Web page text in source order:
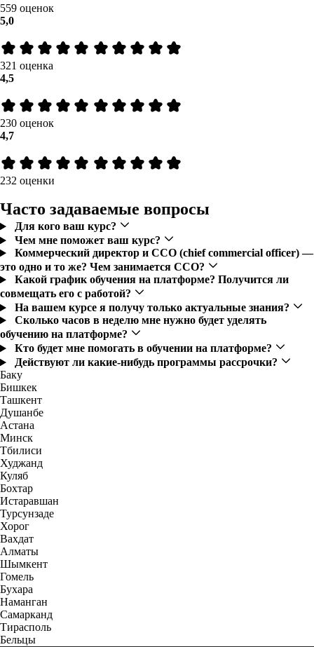
559 оценок
5,0
321 оценка
4,5
230 оценок
4,7
232 оценки
Часто задаваемые вопросы
Для кого ваш курс?
Чем мне поможет ваш курс?
Коммерческий директор и CCO (chief commercial officer) —
это одно и то же? Чем занимается CCO?
Какой график обучения на платформе? Получится ли
совмещать его с работой?
На вашем курсе я получу только актуальные знания?
Сколько часов в неделю мне нужно будет уделять
обучению на платформе?
Кто будет мне помогать в обучении на платформе?
Действуют ли какие-нибудь программы рассрочки?
Баку
Бишкек
Ташкент
Душанбе
Астана
Минск
Тбилиси
Худжанд
Куляб
Бохтар
Истаравшан
Турсунзаде
Хорог
Вахдат
Алматы
Шымкент
Гомель
Бухара
Наманган
Самарканд
Тирасполь
Бельцы